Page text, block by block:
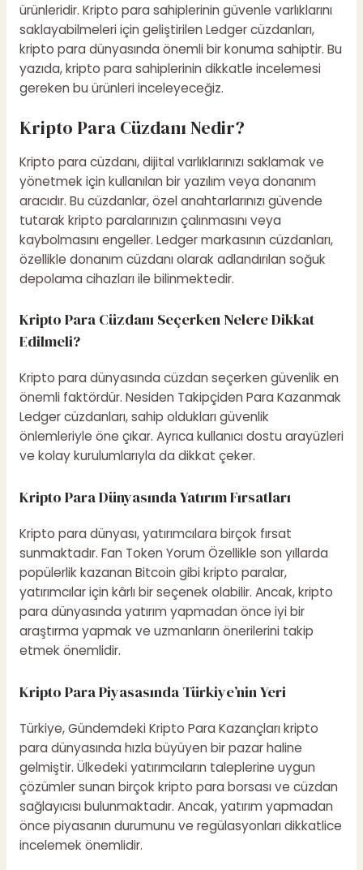
ürünleridir. Kripto para sahiplerinin güvenle varlıklarını
saklayabilmeleri için geliştirilen Ledger cüzdanları,
kripto para dünyasında önemli bir konuma sahiptir. Bu
yazıda, kripto para sahiplerinin dikkatle incelemesi
gereken bu ürünleri inceleyeceğiz.
Kripto Para Cüzdanı Nedir?
Kripto para cüzdanı, dijital varlıklarınızı saklamak ve
yönetmek için kullanılan bir yazılım veya donanım
aracıdır. Bu cüzdanlar, özel anahtarlarınızı güvende
tutarak kripto paralarınızın çalınmasını veya
kaybolmasını engeller. Ledger markasının cüzdanları,
özellikle donanım cüzdanı olarak adlandırılan soğuk
depolama cihazları ile bilinmektedir.
Kripto Para Cüzdanı Seçerken Nelere Dikkat
Edilmeli?
Kripto para dünyasında cüzdan seçerken güvenlik en
önemli faktördür. Nesiden Takipçiden Para Kazanmak
Ledger cüzdanları, sahip oldukları güvenlik
önlemleriyle öne çıkar. Ayrıca kullanıcı dostu arayüzleri
ve kolay kurulumlarıyla da dikkat çeker.
Kripto Para Dünyasında Yatırım Fırsatları
Kripto para dünyası, yatırımcılara birçok fırsat
sunmaktadır. Fan Token YorumÖzellikle son yıllarda
popülerlik kazanan Bitcoin gibi kripto paralar,
yatırımcılar için kârlı bir seçenek olabilir. Ancak, kripto
para dünyasında yatırım yapmadan önce iyi bir
araştırma yapmak ve uzmanların önerilerini takip
etmek önemlidir.
Kripto Para Piyasasında Türkiye’nin Yeri
Türkiye,Gündemdeki Kripto Para Kazançlarıkripto
para dünyasında hızla büyüyen bir pazar haline
gelmiştir. Ülkedeki yatırımcıların taleplerine uygun
çözümler sunan birçok kripto para borsası ve cüzdan
sağlayıcısı bulunmaktadır. Ancak, yatırım yapmadan
önce piyasanın durumunu ve regülasyonları dikkatlice
incelemek önemlidir.